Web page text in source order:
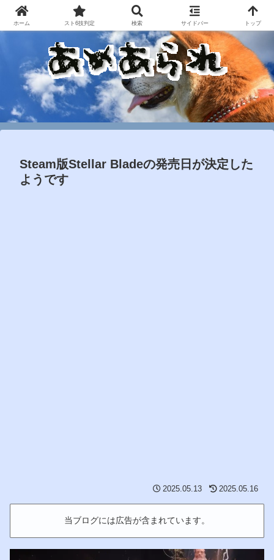
Steam版Stellar Bladeの発売日が決定した
ようです
2025.05.13 2025.05.16
当ブログには広告が含まれています。
ホーム スト6技判定 検索 サイドバー トップ